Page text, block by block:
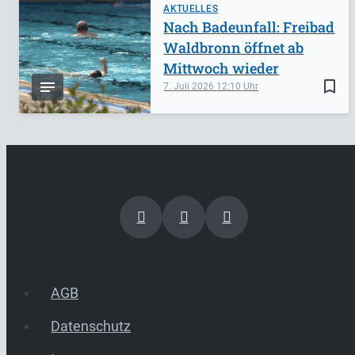
AKTUELLES
bookmark_border
7. Juli 2026 12:10
Nach Badeunfall: Freibad
Waldbronn öffnet ab
Mittwoch wieder
AGB
Datenschutz